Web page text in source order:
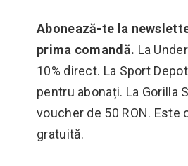
Abonează-te la
prima comandă. La
10% direct. La Sport
pentru abonați. La Gorilla
voucher de 50 RON. Este
gratuită.